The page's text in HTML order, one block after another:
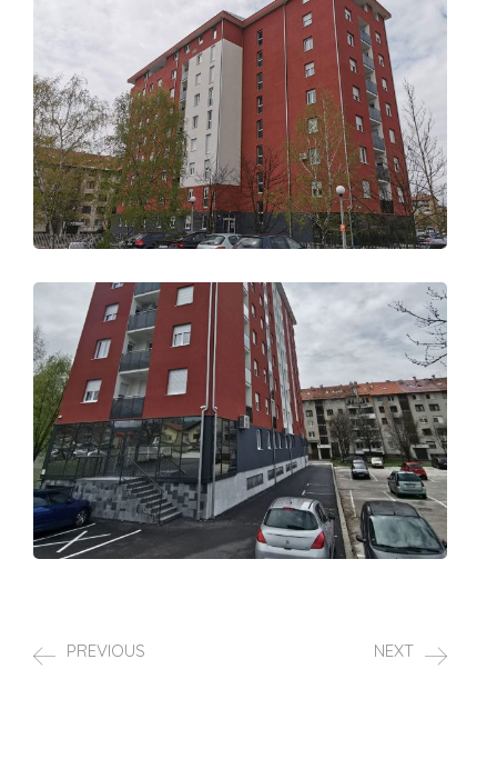
PREVIOUS NEXT